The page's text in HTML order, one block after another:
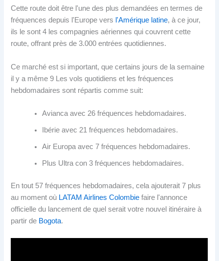
Cette route doit être l'une des plus demandées en termes de
fréquences depuis l'Europe vers l'Amérique latine, à ce jour,
ils le sont 4 les compagnies aériennes qui couvrent cette
route, offrant près de 3.000 entrées quotidiennes.
Ce marché est si important, que certains jours de la semaine
il y a même 9 Les vols quotidiens et les fréquences
hebdomadaires sont répartis comme suit:
Avianca avec 26 fréquences hebdomadaires.
Ibérie avec 21 fréquences hebdomadaires.
Air Europa avec 7 fréquences hebdomadaires.
Plus Ultra con 3 fréquences hebdomadaires.
En tout 57 fréquences hebdomadaires, cela ajouterait 7 plus
au moment où LATAM Airlines Colombie faire l'annonce
officielle du lancement de quel serait votre nouvel itinéraire à
partir de Bogota.